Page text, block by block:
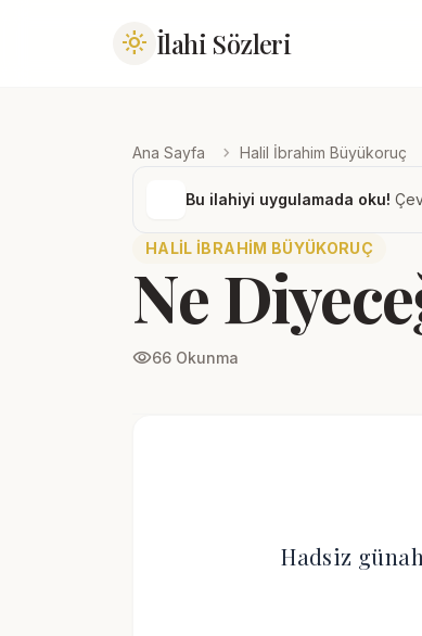
light_mode İlahi Sözleri
Ana Sayfa chevron_right Halil İbrahim Büyükoruç
Bu ilahiyi uygulamada oku!
HALIL İBRAHIM BÜYÜKORUÇ
Ne
visibility66 Okunma
Hadsiz